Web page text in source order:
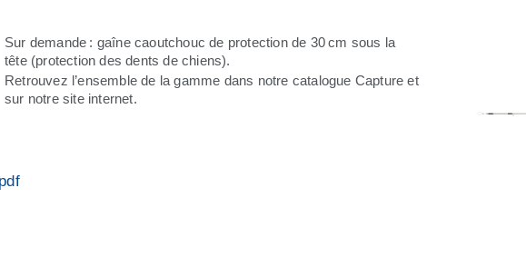
Sur demande : gaîne caoutchouc de protection de 30 cm sous la
tête (protection des dents de chiens).
Retrouvez l’ensemble de la gamme dans notre catalogue Capture et
sur notre site internet.